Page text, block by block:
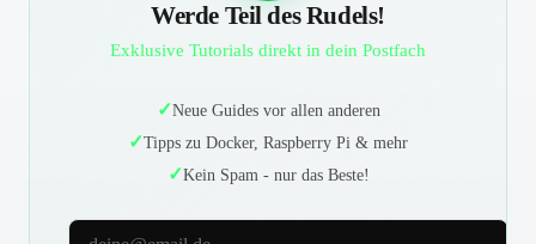
Werde Teil des Rudels!
Exklusive Tutorials direkt in dein Postfach
Neue Guides vor allen anderen
Tipps zu Docker, Raspberry Pi & mehr
Kein Spam - nur das Beste!
E-Mail-Adresse